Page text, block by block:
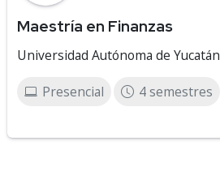
Maestría en Finanzas
Universidad Autónoma de Yucatán
Presencial 4 semestres